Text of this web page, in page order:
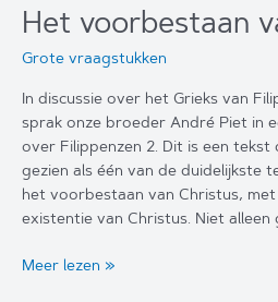
OT
Het voorbestaan
Grote vraagstukken
In discussie over het Grieks van
sprak onze broeder André Piet in
over Filippenzen 2. Dit is een
gezien als één van de duidelijkste
het voorbestaan van Christus,
existentie van Christus. Niet alleen
Het
Meer lezen »